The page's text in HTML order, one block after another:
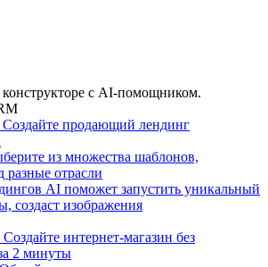
с AI-помощником.
Создайте продающий лендинг
из множества шаблонов,
разные отрасли
AI поможет запустить уникальный
создаст изображения
Создайте интернет-магазин без
2 минуты